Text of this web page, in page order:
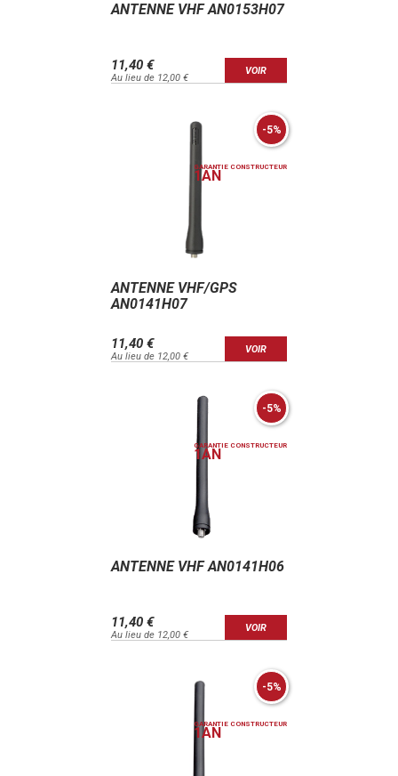
ANTENNE VHF AN0153H07
11,40 €
Au lieu de 12,00 €
VOIR
-5%
GARANTIE CONSTRUCTEUR
1AN
ANTENNE VHF/GPS
AN0141H07
11,40 €
Au lieu de 12,00 €
VOIR
-5%
GARANTIE CONSTRUCTEUR
1AN
ANTENNE VHF AN0141H06
11,40 €
Au lieu de 12,00 €
VOIR
-5%
GARANTIE CONSTRUCTEUR
1AN